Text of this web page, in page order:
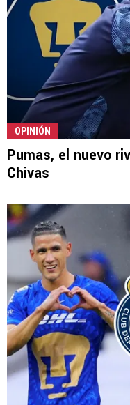
OPINIÓN
Pumas, el nuevo
Chivas